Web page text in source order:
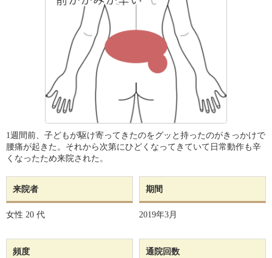
1週間前、子どもが駆け寄ってきたのをグッと持ったのがきっかけで
腰痛が起きた。それから次第にひどくなってきていて日常動作も辛
くなったため来院された。
来院者
女性 20 代
期間
2019年3月
頻度 通院回数